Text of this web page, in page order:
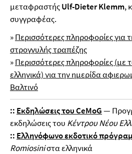
μεταφραστήςUlf-DieterKlemm,
συγγραφέας.
»Περισσότερες πληροφορίες για
στρογγυλής τραπέζης
»Περισσότερες πληροφορίες
ελληνικά) για την ημερίδα
Βαλτινό
:: Εκδηλώσεις του CeMoG—
εκδηλώσεις του Κέντρου Νέου
:: Ελληνόφωνο εκδοτικό
Romiosiniστα ελληνικά